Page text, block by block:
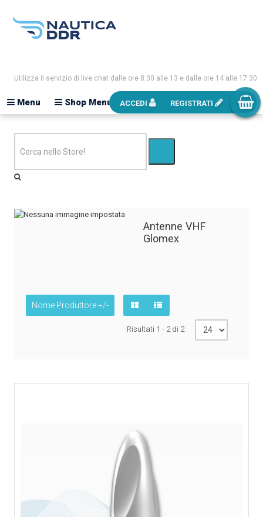
Utilizza il servizio di live chat dalle ore 8:30 alle 13 e dalle ore 14 alle 17:30
Shop Menu
Menu ACCEDI REGISTRATI
Antenne VHF
Glomex
Nome Produttore +/-
Risultati 1 - 2 di 2